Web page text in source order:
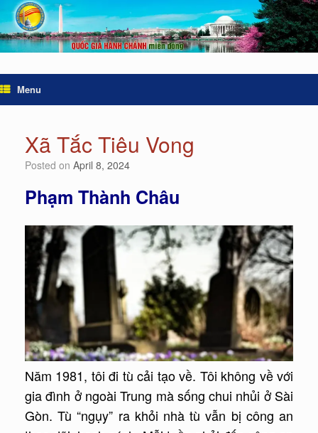
Menu
Xã Tắc Tiêu Vong
Posted on April 8, 2024
Phạm Thành Châu
Năm 1981, tôi đi tù cải tạo về. Tôi không về với
gia đình ở ngoài Trung mà sống chui nhủi ở Sài
Gòn. Tù “ngụy” ra khỏi nhà tù vẫn bị công an